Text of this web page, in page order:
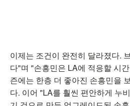
이제는 조건이 완전히 달라졌다.
다"며 "손흥민은 LA에 적응할 시
즌에는 한층 더 좋아진 손흥민을
다. 이어 "LA를 훨씬 편안하게 누